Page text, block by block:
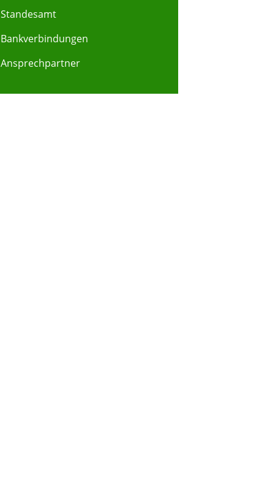
Standesamt
Bankverbindungen
Ansprechpartner